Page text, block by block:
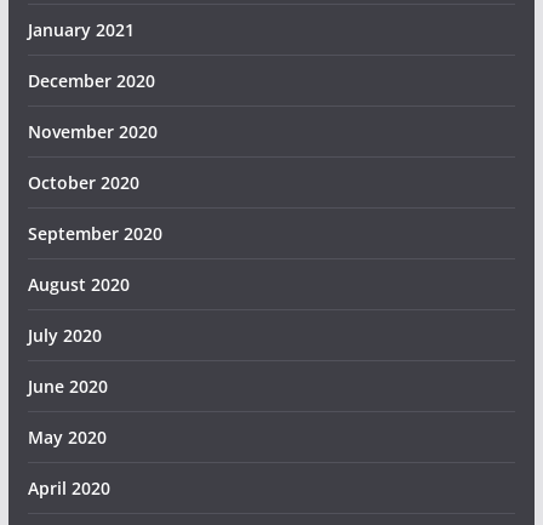
January 2021
December 2020
November 2020
October 2020
September 2020
August 2020
July 2020
June 2020
May 2020
April 2020